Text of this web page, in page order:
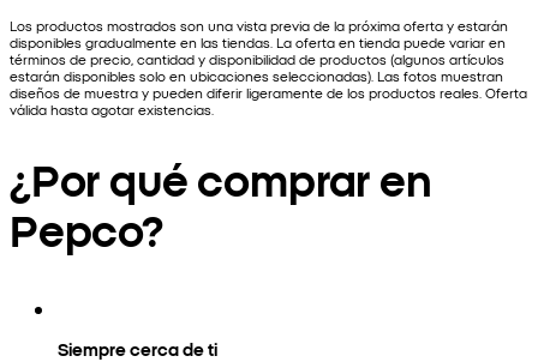
Los productos mostrados son una vista previa de la próxima oferta y estarán
disponibles gradualmente en las tiendas. La oferta en tienda puede variar en
términos de precio, cantidad y disponibilidad de productos (algunos artículos
estarán disponibles solo en ubicaciones seleccionadas). Las fotos muestran
diseños de muestra y pueden diferir ligeramente de los productos reales. Oferta
válida hasta agotar existencias.
¿Por qué comprar en
Pepco?
Siempre cerca de ti